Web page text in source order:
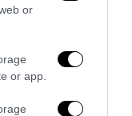
or
or app.